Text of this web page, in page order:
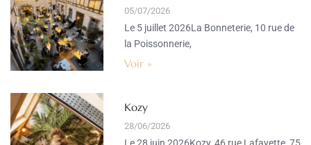
05/07/2026
Le 5 juillet 2026La Bonneterie, 10 rue de
la Poissonnerie,
Voir »
Kozy
28/06/2026